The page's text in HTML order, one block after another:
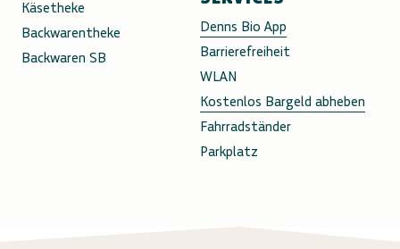
Käsetheke
Backwarentheke
Backwaren SB
Denns Bio App
Barrierefreiheit
WLAN
Kostenlos Bargeld abheben
Fahrradständer
Parkplatz